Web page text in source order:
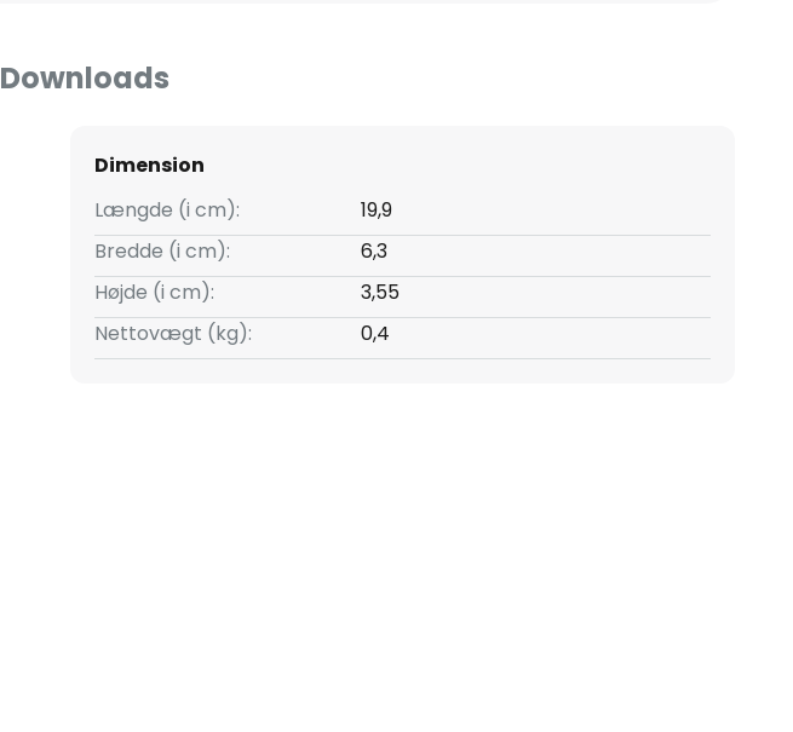
Downloads
Dimension
Længde (i cm):
19,9
Bredde (i cm):
6,3
Højde (i cm):
3,55
Nettovægt (kg):
0,4